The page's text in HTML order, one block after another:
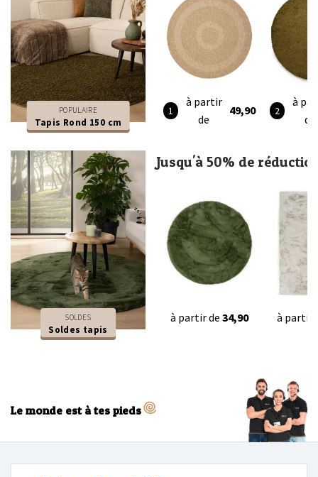
POPULAIRE
Tapis Rond 150 cm
à partir
de
49,90
à
de
SOLDES
Soldes tapis
Jusqu'à 50% de
à partir de 34,90 à partir
Le monde est à tes pieds